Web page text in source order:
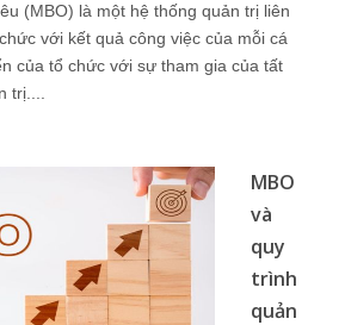
(MBO) là một hệ thống quản trị liên
với kết quả công việc của mỗi cá
của tổ chức với sự tham gia của tất
trị....
MBO
và
quy
trình
quản